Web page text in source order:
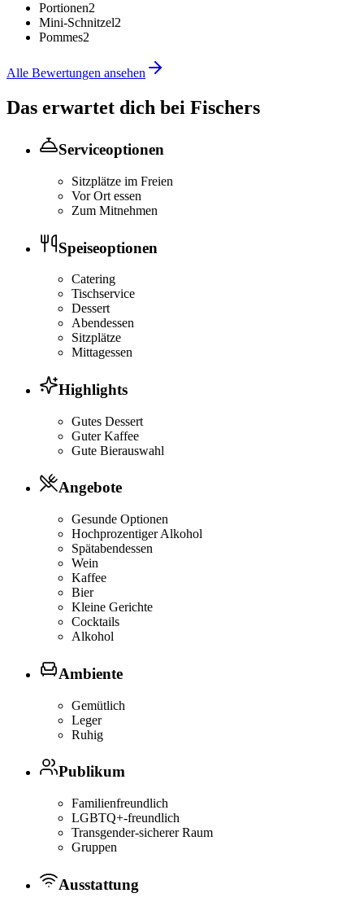
Portionen2
Mini-Schnitzel2
Pommes2
Alle Bewertungen ansehen
Das erwartet dich bei Fischers
Serviceoptionen
Sitzplätze im Freien
Vor Ort essen
Zum Mitnehmen
Speiseoptionen
Catering
Tischservice
Dessert
Abendessen
Sitzplätze
Mittagessen
Highlights
Gutes Dessert
Guter Kaffee
Gute Bierauswahl
Angebote
Gesunde Optionen
Hochprozentiger Alkohol
Spätabendessen
Wein
Kaffee
Bier
Kleine Gerichte
Cocktails
Alkohol
Ambiente
Gemütlich
Leger
Ruhig
Publikum
Familienfreundlich
LGBTQ+-freundlich
Transgender-sicherer Raum
Gruppen
Ausstattung